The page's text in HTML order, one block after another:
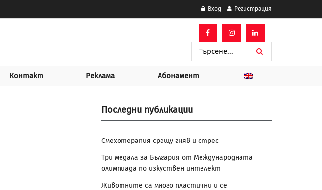
Вход Регистрация
Контакт Реклама Абонамент
Последни публикации
Смехотерапия срещу гняв и стрес
Три медала за България от Международната
олимпиада по изкуствен интелект
Животните са много пластични и се